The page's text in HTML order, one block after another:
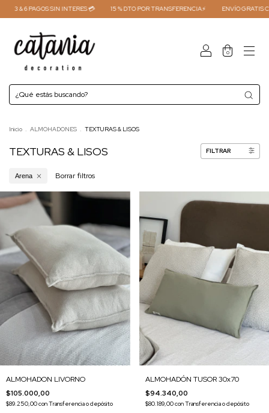
3 & 6 PAGOS SIN INTERES 💳 15 % DTO POR TRANSFERENCIA⚡ ENVÍO GRATIS
0
Inicio . ALMOHADONES . TEXTURAS & LISOS
TEXTURAS & LISOS FILTRAR
Arena Borrar filtros
ALMOHADON LIVORNO
$105.000,00
$89.250,00conTransferencia o depósito
ALMOHADÓN TUSOR 30x70
$94.340,00
$80.189,00conTransferencia o depósito